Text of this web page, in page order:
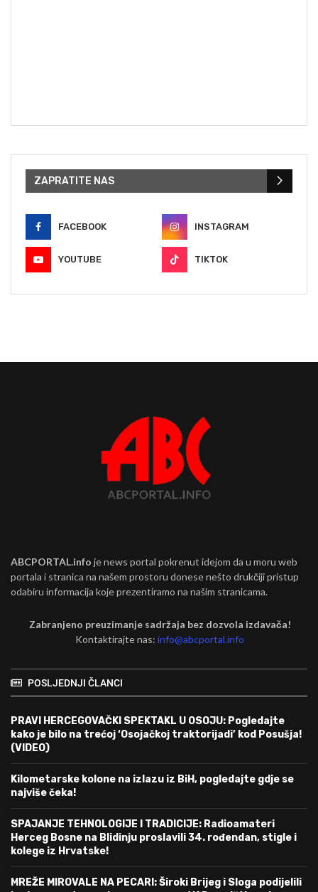
ZAPRATITE NAS
FACEBOOK INSTAGRAM
YOUTUBE TIKTOK
ABCPORTAL.info je news portal pokrenut idejom da u moru web
portala i stranica na našem prostoru donese nešto drukčiji pristup
odabiru informacija koje prezentiramo na našim stranicama.
Zabranjeno preuzimanje sadržaja bez dozvola izdavača!
Kontaktirajte nas:info@abcportal.info
POSLJEDNJI ČLANCI
PRAVI HERCEGOVAČKI SPEKTAKL U OSOJU: Pogledajte
kako je bilo na trećoj ‘Osojačkoj traktorijadi’ kod Posušja!
(VIDEO)
Kilometarske kolone na izlazu iz BiH, pogledajte gdje se
najviše čeka!
SPAJANJE TEHNOLOGIJE I TRADICIJE: Radioamateri
Herceg Bosne na Blidinju proslavili 34. rođendan, stigle i
kolege iz Hrvatske!
MREŽE MIROVALE NA PECARI: Široki Brijeg i Sloga podijelili